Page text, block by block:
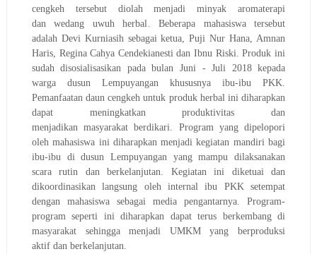
cengkeh tersebut diolah menjadi minyak aromaterapi
danwedang uwuh herbal. Beberapa mahasiswa
tersebut
adalahDevi Kurniasih sebagai ketua, Puji Nur Hana, Amnan
Haris, Regina Cahya Cendekianestidan Ibnu Riski. Produk ini
sudah disosialisasikan pada bulan Juni - Juli 2018kepada
wargadusun Lempuyangan khususnya ibu-ibu PKK.
Pemanfaatan daun cengkeh untuk produk herbal ini diharapkan
dapat meningkatkan produktivitas dan
menjadikanmasyarakat berdikari. Program yang dipelopori
oleh mahasiswa ini diharapkan menjadi kegiatan mandiri bagi
ibu-ibu di dusun Lempuyangan yang mampu dilaksanakan
scara rutin dan berkelanjutan. Kegiatan ini diketuai dan
dikoordinasikan langsung oleh internal ibu PKK setempat
dengan mahasiswa sebagai media pengantarnya. Program-
program seperti ini diharapkan dapat terus berkembang di
masyarakat sehingga menjadi UMKM yang berproduksi
aktifdan berkelanjutan.